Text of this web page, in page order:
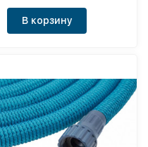
В корзину